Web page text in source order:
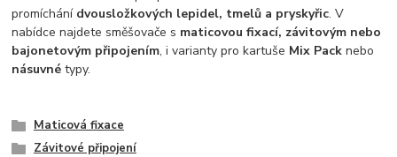
promíchání dvousložkových lepidel, tmelů a pryskyřic. V
nabídce najdete směšovače s maticovou fixací, závitovým nebo
bajonetovým připojením, i varianty pro kartuše Mix Pack nebo
násuvné typy.
Maticová fixace
Závitové připojení